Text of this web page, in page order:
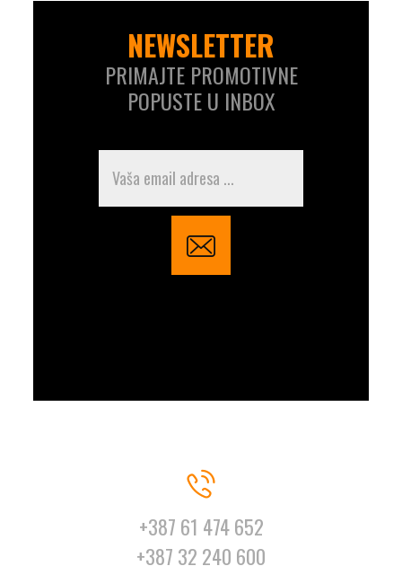
NEWSLETTER
PRIMAJTE PROMOTIVNE
POPUSTE U INBOX
+387 61 474 652
+387 32 240 600